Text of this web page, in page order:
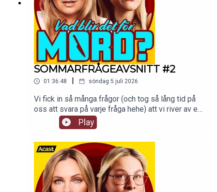
SOMMARFRÅGEAVSNITT #2
01:36:48 | söndag 5 juli 2026
Vi fick in så många frågor (och tog så lång tid på
oss att svara på varje fråga hehe) att vi river av ett
till sommarfrågeavsnitt! Håll till godis!De vanliga
avsnitten fortsätter som vanligt i premiumfeeden
hela sommaren.Detta avsnitt finns som video på
supercast.com. tw: navelskåderi
Play